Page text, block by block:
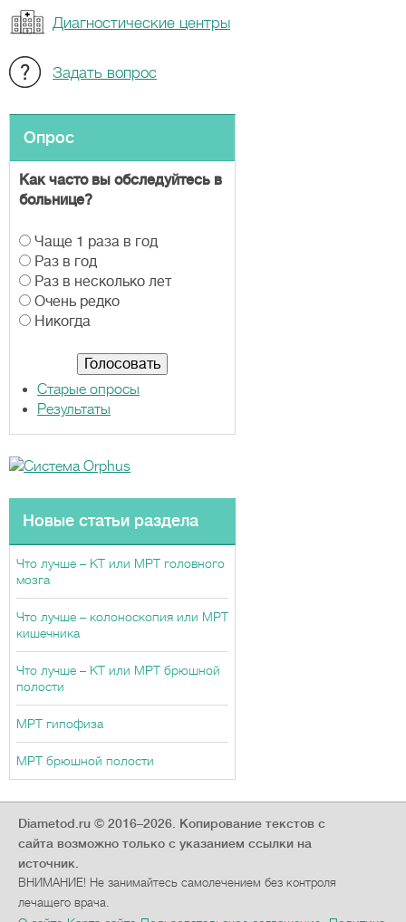
Диагностические центры
Задать вопрос
Опрос
Как часто вы обследуйтесь в
больнице?
В
а
р
и
а
Чаще 1 раза в год
Раз в год
Раз в несколько лет
Очень редко
Никогда
Старые опросы
Результаты
Новые статьи раздела
Что лучше – КТ или МРТ головного
мозга
Что лучше – колоноскопия или МРТ
кишечника
Что лучше – КТ или МРТ брюшной
полости
МРТ гипофиза
МРТ брюшной полости
Diametod.ru © 2016–2026. Копирование текстов с
сайта возможно только с указанием ссылки на
источник.
ВНИМАНИЕ! Не занимайтесь самолечением без контроля
лечащего врача.